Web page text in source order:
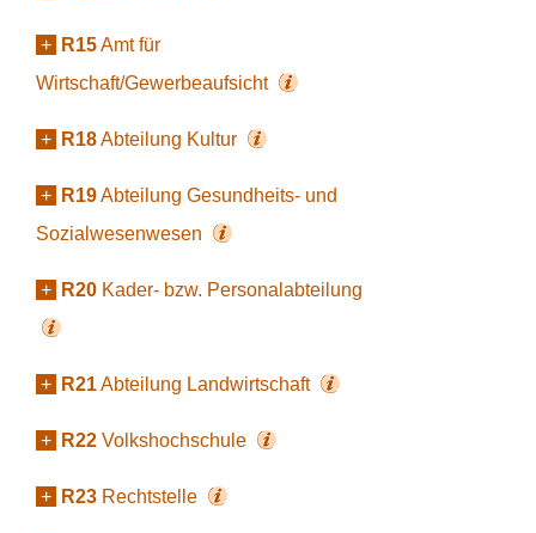
+ R15Amt für
Wirtschaft/Gewerbeaufsicht
+ R18Abteilung Kultur
+ R19Abteilung Gesundheits- und
Sozialwesenwesen
+ R20 Kader- bzw. Personalabteilung
+ R21Abteilung Landwirtschaft
+ R22 Volkshochschule
+ R23 Rechtstelle